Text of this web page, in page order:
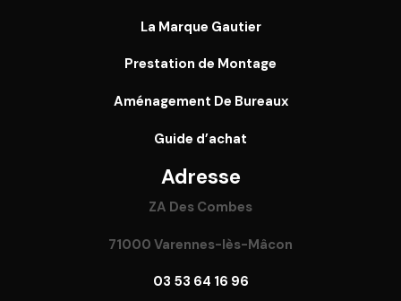
La Marque Gautier
Prestation de Montage
Aménagement De Bureaux
Guide d’achat
Adresse
ZA Des Combes
71000 Varennes-lès-Mâcon
03 53 64 16 96